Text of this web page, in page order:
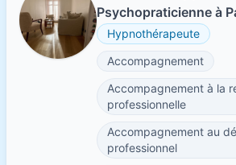
Psychopraticienne à
Hypnothérapeute
Accompagnement
Accompagnement à la
professionnelle
Accompagnement au
professionnel